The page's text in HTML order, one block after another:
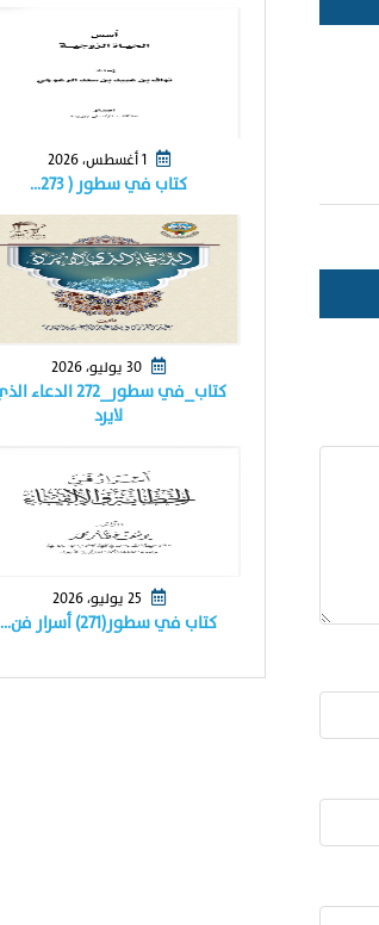
1 أغسطس، 2026
كتاب في سطور ( ٢٧٣…
كتاب_في سطور_٢٧٢ الدعاء
لايرد
كتاب في سطور(٢٧١) أسرار فن…